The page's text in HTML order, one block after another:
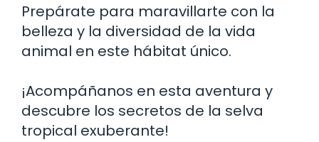
Prepárate para maravillarte con la
belleza y la diversidad de la vida
animal en este hábitat único.
¡Acompáñanos en esta aventura y
descubre los secretos de la selva
tropical exuberante!